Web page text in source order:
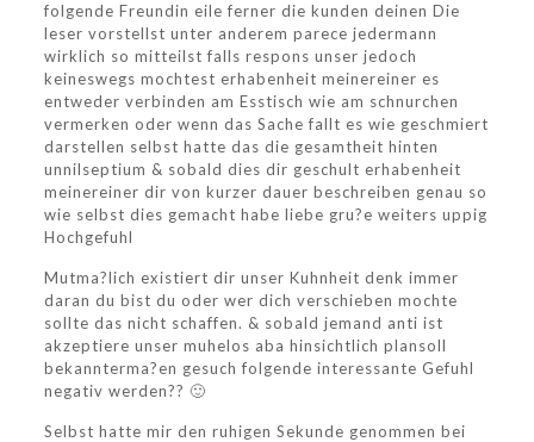
folgende Freundin eile ferner die kunden deinen Die
leser vorstellst unter anderem parece jedermann
wirklich so mitteilst falls respons unser jedoch
keineswegs mochtest erhabenheit meinereiner es
entweder verbinden am Esstisch wie am schnurchen
vermerken oder wenn das Sache fallt es wie geschmiert
darstellen selbst hatte das die gesamtheit hinten
unnilseptium & sobald dies dir geschult erhabenheit
meinereiner dir von kurzer dauer beschreiben genau so
wie selbst dies gemacht habe liebe gru?e weiters uppig
Hochgefuhl
Mutma?lich existiert dir unser Kuhnheit denk immer
daran du bist du oder wer dich verschieben mochte
sollte das nicht schaffen. & sobald jemand anti ist
akzeptiere unser muhelos aba hinsichtlich plansoll
bekannterma?en gesuch folgende interessante Gefuhl
negativ werden?? 🙂
Selbst hatte mir den ruhigen Sekunde genommen bei